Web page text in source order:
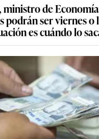
de
podrán ser viernes o
es cuándo lo